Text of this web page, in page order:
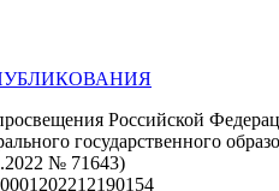
Российской
государственного
№ 71643)
0001202212190154